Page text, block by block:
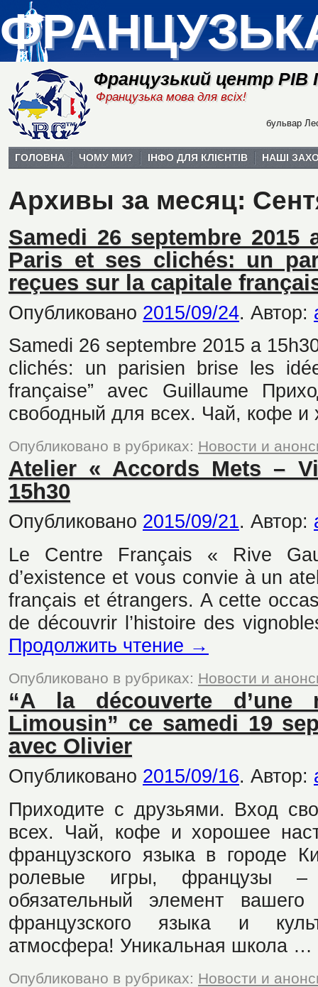
Французький центр
Французька мова для всіх!
бульвар
ГОЛОВНА ЧОМУ МИ? ІНФО ДЛЯ КЛІЄНТІВ НАШІ
Архивы за месяц:
Samedi 26 septembre 2015
Paris et ses clichés: un
reçues sur la capitale
Опубликовано 2015/09/24. Автор:
Samedi 26 septembre 2015 a
clichés: un parisien brise les
française” avec Guillaume
свободный для всех. Чай, кофе и
Опубликовано в рубриках: Новости и
Atelier « Accords Mets –
15h30
Опубликовано 2015/09/21. Автор:
Le Centre Français « Rive
d’existence et vous convie à un
français et étrangers. A cette
de découvrir l’histoire des
Продолжить чтение →
Опубликовано в рубриках: Новости и
“A la découverte d’une
Limousin” ce samedi 19
avec Olivier
Опубликовано 2015/09/16. Автор:
Приходите с друзьями. Вход
всех. Чай, кофе и хорошее
французского языка в городе
ролевые игры, французы –
обязательный элемент
французского языка и
атмосфера! Уникальная школа …
Опубликовано в рубриках: Новости и